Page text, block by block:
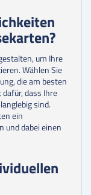
um Ihre
Wählen Sie
die am besten
dass Ihre
sind.
ein
und dabei einen